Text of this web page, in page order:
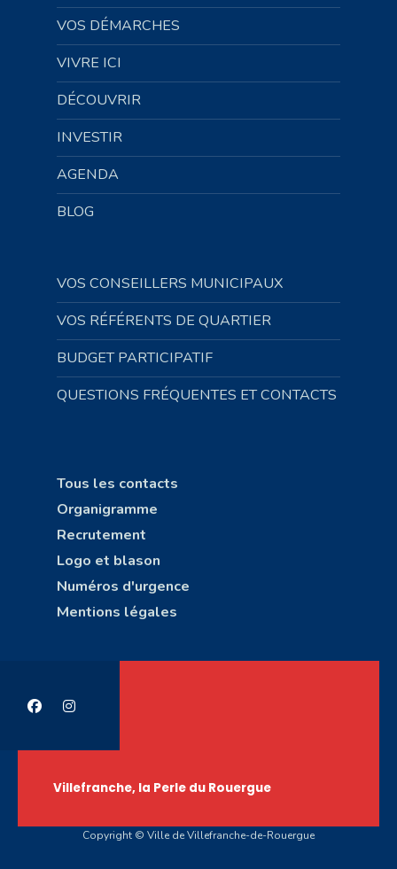
VOS DÉMARCHES
VIVRE ICI
DÉCOUVRIR
INVESTIR
AGENDA
BLOG
VOS CONSEILLERS MUNICIPAUX
VOS RÉFÉRENTS DE QUARTIER
BUDGET PARTICIPATIF
QUESTIONS FRÉQUENTES ET CONTACTS
Tous les contacts
Organigramme
Recrutement
Logo et blason
Numéros d'urgence
Mentions légales
Villefranche, la Perle du Rouergue
Copyright © Ville de Villefranche-de-Rouergue